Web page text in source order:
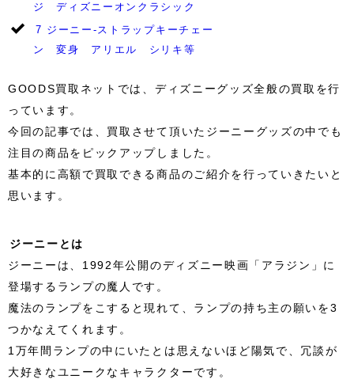
ジ ディズニーオンクラシック
7 ジーニー-ストラップキーチェー
ン 変身 アリエル シリキ等
GOODS買取ネットでは、ディズニーグッズ全般の買取を行
っています。
今回の記事では、買取させて頂いたジーニーグッズの中でも
注目の商品をピックアップしました。
基本的に高額で買取できる商品のご紹介を行っていきたいと
思います。
ジーニーとは
ジーニーは、1992年公開のディズニー映画「アラジン」に
登場するランプの魔人です。
魔法のランプをこすると現れて、ランプの持ち主の願いを3
つかなえてくれます。
1万年間ランプの中にいたとは思えないほど陽気で、冗談が
大好きなユニークなキャラクターです。